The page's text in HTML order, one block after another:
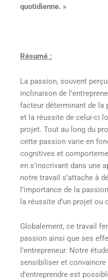
quotidienne. »
Résumé :
La passion, souvent
inclinaison de
facteur déterminant de la
et la réussite de celui-ci
projet. Tout au long du
cette passion varie en
cognitives et
en s’inscrivant dans une
notre travail s’attache à
l’importance de la
la réussite d’un projet ou
Globalement, ce travail
passion ainsi que ses
l’entrepreneur. Notre
sensibiliser et
d’entreprendre est